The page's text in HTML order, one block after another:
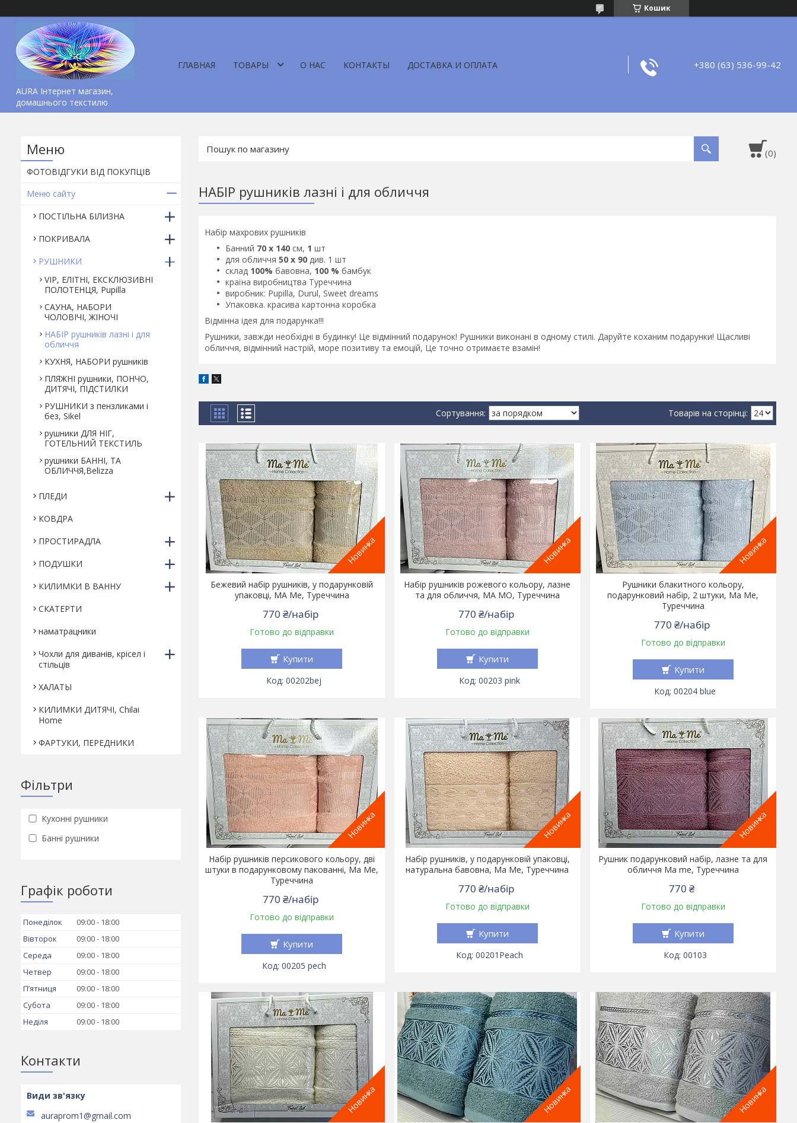
Кошик
AURA Інтернет магазин,
домашнього текстилю
ГЛАВНАЯ ТОВАРЫ О НАС КОНТАКТЫ ДОСТАВКА И ОПЛАТА +380 (63) 536-99-42
НАБІР рушників лазні і для обличчя
Набір махрових рушників
Банний 70 х 140 см, 1 шт
для обличчя 50 х 90 див. 1 шт
склад 100% бавовна, 100 % бамбук
країна виробництва Туреччина
виробник: Pupilla, Durul, Sweet dreams
Упаковка. красива картонна коробка
Відмінна ідея для подарунка!!!
Рушники, завжди необхідні в будинку! Це відмінний подарунок! Рушники виконані в одному стилі. Даруйте коханим подарунки! Щасливі
обличчя, відмінний настрій, море позитиву та емоцій, Це точно отримаєте взамін!
Новинка
Бежевий набір рушників, у подарунковій
упаковці, MA Me, Туреччина
770 ₴/набір
Готово до відправки
Купити
00202bej
Новинка
Набір рушників рожевого кольору, лазне
та для обличчя, МА МО, Туреччина
770 ₴/набір
Готово до відправки
Купити
00203 pink
Новинка
Рушники блакитного кольору,
подарунковий набір, 2 штуки, Ма Ме,
Туреччина
770 ₴/набір
Готово до відправки
Купити
00204 blue
Новинка
Набір рушників персикового кольору, дві
штуки в подарунковому пакованні, Ма Ме,
Туреччина
770 ₴/набір
Готово до відправки
Купити
00205 pech
Новинка
Набір рушників, у подарунковій упаковці,
натуральна бавовна, Ма Ме, Туреччина
770 ₴/набір
Готово до відправки
Купити
00201Peach
Новинка
Рушник подарунковий набір, лазне та для
обличчя Ma me, Туреччина
770 ₴
Готово до відправки
Купити
00103
Новинка Новинка Новинка
ФОТОВІДГУКИ ВІД ПОКУПЦІВ
Меню сайту
ПОСТІЛЬНА БІЛИЗНА
ПОКРИВАЛА
РУШНИКИ
VIP, ЕЛІТНІ, ЕКСКЛЮЗИВНІ
ПОЛОТЕНЦЯ, Pupilla
САУНА, НАБОРИ
ЧОЛОВІЧІ, ЖІНОЧІ
НАБІР рушників лазні і для
обличчя
КУХНЯ, НАБОРИ рушників
ПЛЯЖНІ рушники, ПОНЧО,
ДИТЯЧІ, ПІДСТИЛКИ
РУШНИКИ з пензликами і
без, Sikel
рушники ДЛЯ НІГ,
ГОТЕЛЬНИЙ ТЕКСТИЛЬ
рушники БАННІ, ТА
ОБЛИЧЧЯ,Belizza
ПЛЕДИ
КОВДРА
ПРОСТИРАДЛА
ПОДУШКИ
КИЛИМКИ В ВАННУ
СКАТЕРТИ
наматрацники
Чохли для диванів, крісел і
стільців
ХАЛАТЫ
КИЛИМКИ ДИТЯЧІ, Chilai
Home
ФАРТУКИ, ПЕРЕДНИКИ
Фільтри
Кухонні рушники
Банні рушники
Графік роботи
Понеділок 09:00
18:00
Вівторок
09:00
18:00
Середа
09:00
18:00
Четвер
09:00
18:00
Пʼятниця
09:00
18:00
Субота
09:00
18:00
Неділя
09:00 18:00
Контакти
auraprom1@gmail.com